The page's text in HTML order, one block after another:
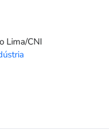
Lima/CNI